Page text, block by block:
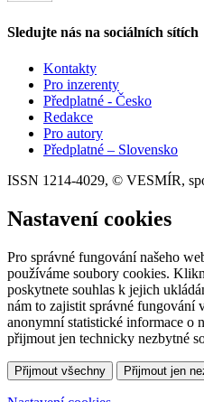
Sledujte nás na sociálních sítích
Kontakty
Pro inzerenty
Předplatné - Česko
Redakce
Pro autory
Předplatné – Slovensko
ISSN 1214-4029, © VESMÍR,
Nastavení cookies
Pro správné fungování našeho
používáme soubory cookies.
poskytnete souhlas k jejich
nám to zajistit správné fungování
anonymní statistické informace o
přijmout jen technicky nezbytné
Přijmout všechny Přijmout jen